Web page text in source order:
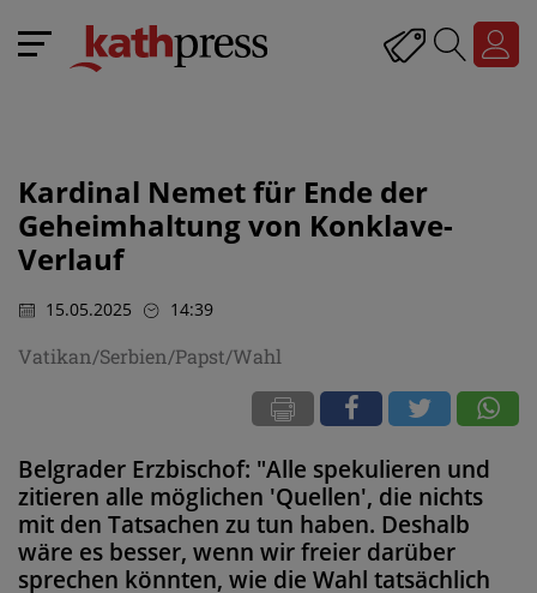
Kardinal Nemet für Ende der
Geheimhaltung von Konklave-
Verlauf
15.05.2025 14:39
Vatikan/Serbien/Papst/Wahl
Belgrader Erzbischof: "Alle spekulieren und
zitieren alle möglichen 'Quellen', die nichts
mit den Tatsachen zu tun haben. Deshalb
wäre es besser, wenn wir freier darüber
sprechen könnten, wie die Wahl tatsächlich